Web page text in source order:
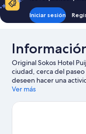
bed
possibility)
individuales
(extra
Iniciar sesión
Original Sokos Hotel
ciudad, cerca del
deseen hacer una
Saaristokatu, mientras
Reserva Natural de
Ver más